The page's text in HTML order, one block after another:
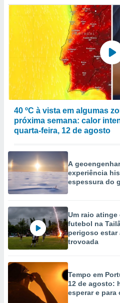
40 ºC à vista em algumas
próxima semana: calor
quarta-feira, 12 de agosto
A
experiência
espessura do
Um raio
futebol na
perigoso estar
trovoada
Tempo em
12 de agosto:
esperar e para